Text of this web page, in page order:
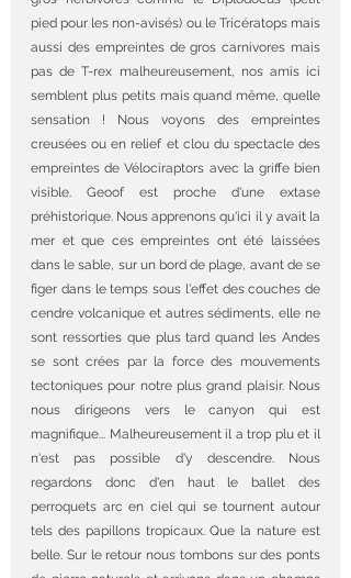
pied pour les non-avisés) ou le Tricératops mais
aussi des empreintes de gros carnivores mais
pas de T-rex malheureusement, nos amis ici
semblent plus petits mais quand même, quelle
sensation ! Nous voyons des empreintes
creusées ou en relief et clou du spectacle des
empreintes de Vélociraptors avec la griffe bien
visible. Geoof est proche d'une extase
préhistorique. Nous apprenons qu'ici il y avait la
mer et que ces empreintes ont été laissées
dans le sable, sur un bord de plage, avant de se
figer dans le temps sous l'effet des couches de
cendre volcanique et autres sédiments, elle ne
sont ressorties que plus tard quand les Andes
se sont crées par la force des mouvements
tectoniques pour notre plus grand plaisir. Nous
nous dirigeons vers le canyon qui est
magnifique... Malheureusement il a trop plu et il
n'est pas possible d'y descendre. Nous
regardons donc d'en haut le ballet des
perroquets arc en ciel qui se tournent autour
tels des papillons tropicaux. Que la nature est
belle. Sur le retour nous tombons sur des ponts